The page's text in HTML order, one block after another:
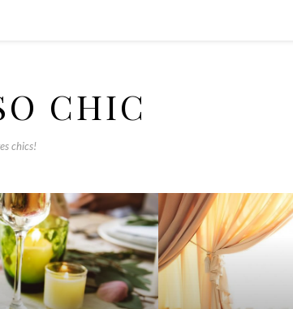
CHIC
chics!